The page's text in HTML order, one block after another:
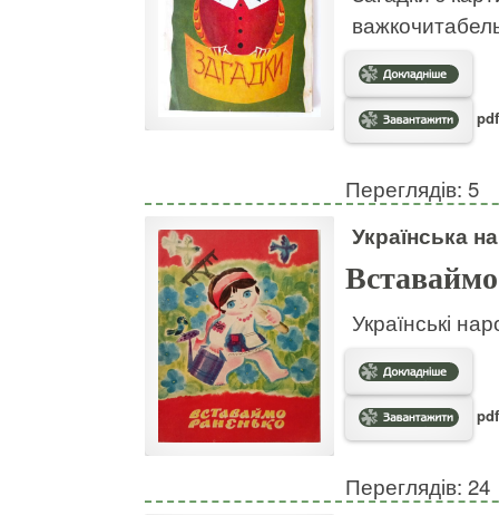
Переглядів: 5
Українська
Українські
Переглядів: 24